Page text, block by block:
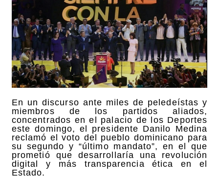
En un discurso ante miles de peledeístas y
miembros de los partidos aliados,
concentrados en el palacio de los Deportes
este domingo, el presidente Danilo Medina
reclamó el voto del pueblo dominicano para
su segundo y “último mandato”, en el que
prometió que desarrollaría una revolución
digital y más transparencia ética en el
Estado.